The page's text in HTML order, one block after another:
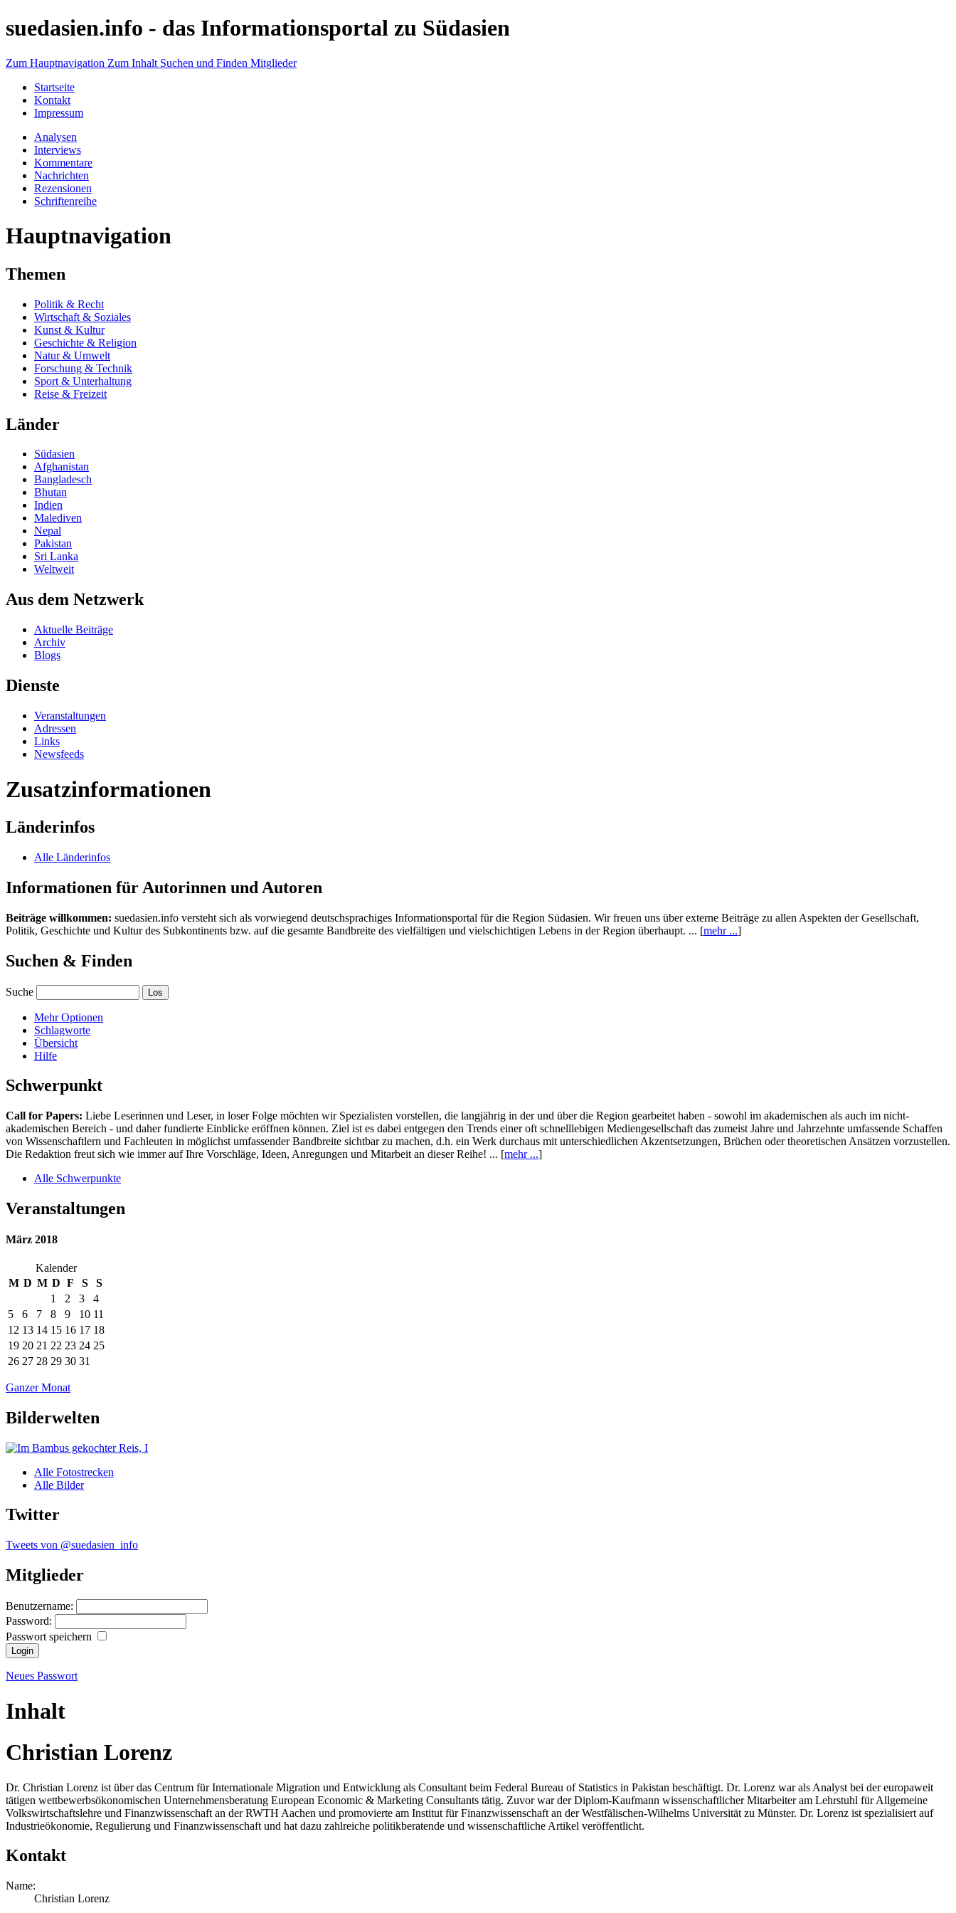
suedasien.info - das Informationsportal zu Südasien
Zum Hauptnavigation Zum Inhalt Suchen und Finden Mitglieder
Startseite
Kontakt
Impressum
Analysen
Interviews
Kommentare
Nachrichten
Rezensionen
Schriftenreihe
Hauptnavigation
Themen
Politik & Recht
Wirtschaft & Soziales
Kunst & Kultur
Geschichte & Religion
Natur & Umwelt
Forschung & Technik
Sport & Unterhaltung
Reise & Freizeit
Länder
Südasien
Afghanistan
Bangladesch
Bhutan
Indien
Malediven
Nepal
Pakistan
Sri Lanka
Weltweit
Aus dem Netzwerk
Aktuelle Beiträge
Archiv
Blogs
Dienste
Veranstaltungen
Adressen
Links
Newsfeeds
Zusatzinformationen
Länderinfos
Alle Länderinfos
Informationen für Autorinnen und Autoren
Beiträge willkommen: suedasien.info versteht sich als vorwiegend deutschsprachiges Informationsportal für die Region Südasien. Wir freuen uns über externe Beiträge zu allen Aspekten der Gesellschaft,
Politik, Geschichte und Kultur des Subkontinents bzw. auf die gesamte Bandbreite des vielfältigen und vielschichtigen Lebens in der Region überhaupt. ... [mehr ...]
Suchen & Finden
Suche
Mehr Optionen
Schlagworte
Übersicht
Hilfe
Schwerpunkt
Call for Papers: Liebe Leserinnen und Leser, in loser Folge möchten wir Spezialisten vorstellen, die langjährig in der und über die Region gearbeitet haben - sowohl im akademischen als auch im nicht-
akademischen Bereich - und daher fundierte Einblicke eröffnen können. Ziel ist es dabei entgegen den Trends einer oft schnelllebigen Mediengesellschaft das zumeist Jahre und Jahrzehnte umfassende Schaffen
von Wissenschaftlern und Fachleuten in möglichst umfassender Bandbreite sichtbar zu machen, d.h. ein Werk durchaus mit unterschiedlichen Akzentsetzungen, Brüchen oder theoretischen Ansätzen vorzustellen.
Die Redaktion freut sich wie immer auf Ihre Vorschläge, Ideen, Anregungen und Mitarbeit an dieser Reihe! ... [mehr ...]
Alle Schwerpunkte
Veranstaltungen
März 2018
Kalender
M D M D F S
S
1
2 3
4
5
6 7 8 9 10 11
12 13 14 15 16 17 18
19 20 21 22 23 24 25
26 27 28 29 30 31
Ganzer Monat
Bilderwelten
Alle Fotostrecken
Alle Bilder
Twitter
Tweets von @suedasien_info
Mitglieder
Benutzername:
Password:
Passwort speichern
Neues Passwort
Inhalt
Christian Lorenz
Dr. Christian Lorenz ist über das Centrum für Internationale Migration und Entwicklung als Consultant beim Federal Bureau of Statistics in Pakistan beschäftigt. Dr. Lorenz war als Analyst bei der europaweit
tätigen wettbewerbsökonomischen Unternehmensberatung European Economic & Marketing Consultants tätig. Zuvor war der Diplom-Kaufmann wissenschaftlicher Mitarbeiter am Lehrstuhl für Allgemeine
Volkswirtschaftslehre und Finanzwissenschaft an der RWTH Aachen und promovierte am Institut für Finanzwissenschaft an der Westfälischen-Wilhelms Universität zu Münster. Dr. Lorenz ist spezialisiert auf
Industrieökonomie, Regulierung und Finanzwissenschaft und hat dazu zahlreiche politikberatende und wissenschaftliche Artikel veröffentlicht.
Kontakt
Name:
Christian Lorenz